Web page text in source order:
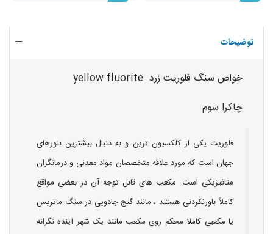
توضیحات
خواص سنگ فلوریت زرد yellow fluorite
چاکرا سوم
فلوریت یکی از کلکسیون ترین و به دنبال بیشترین بلورهای
جهان است که مورد علاقه متخصصان مواد معدنی و درمانگران
متافیزیکی است. مکعب های قابل توجه آن در بعضی مواقع
کاملاً باورنکردنی هستند ، مانند گنج جادویی در سنگ ماتریس
یا مکعبی کاملا محکم روی مکعب مانند یک شهر آینده نگرانه